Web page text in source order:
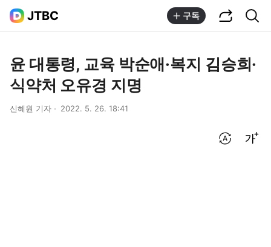
JTBC 구독
윤 대통령, 교육 박순애·복지 김승희·
식약처 오유경 지명
신혜원 기자 2022. 5. 26. 18:41